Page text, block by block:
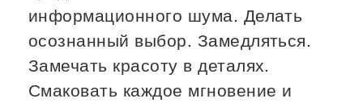
информационного шума. Делать
осознанный выбор. Замедляться.
Замечать красоту в деталях.
Смаковать каждое мгновение и